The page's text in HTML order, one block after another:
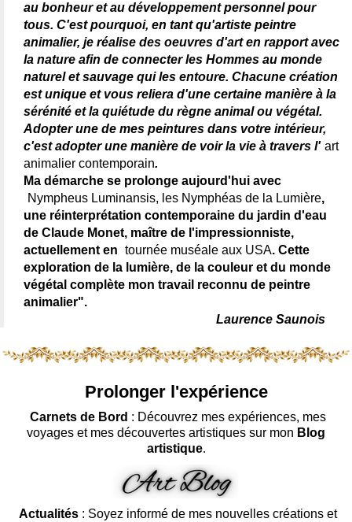
au bonheur et au développement personnel pour
tous. C'est pourquoi, en tant qu'artiste peintre
animalier, je réalise des oeuvres d'art en rapport avec
la nature afin de connecter les Hommes au monde
naturel et sauvage qui les entoure. Chacune création
est unique et vous reliera d'une certaine manière à la
sérénité et la quiétude du règne animal ou végétal.
Adopter une de mes peintures dans votre intérieur,
c'est adopter une manière de voir la vie à travers l' art
animalier contemporain.
Ma démarche se prolonge aujourd'hui avec
Nympheus Luminansis, les Nymphéas de la Lumière,
une réinterprétation contemporaine du jardin d'eau
de Claude Monet, maître de l'impressionniste,
actuellement en tournée muséale aux USA. Cette
exploration de la lumière, de la couleur et du monde
végétal complète mon travail reconnu de peintre
animalier".
Laurence Saunois
Prolonger l'expérience
Carnets de Bord : Découvrez mes expériences, mes
voyages et mes découvertes artistiques sur mon Blog
artistique.
Actualités : Soyez informé de mes nouvelles créations et